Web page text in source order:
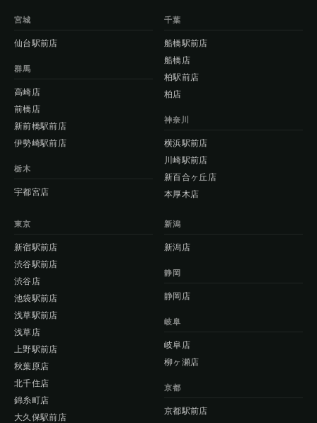
宮城
仙台駅前店
群馬
高崎店
前橋店
新前橋駅前店
伊勢崎駅前店
栃木
宇都宮店
千葉
船橋駅前店
船橋店
柏駅前店
柏店
神奈川
横浜駅前店
川崎駅前店
新百合ヶ丘店
本厚木店
東京
新宿駅前店
渋谷駅前店
渋谷店
池袋駅前店
浅草駅前店
浅草店
上野駅前店
秋葉原店
北千住店
錦糸町店
大久保駅前店
新潟
新潟店
静岡
静岡店
岐阜
岐阜店
柳ヶ瀬店
京都
京都駅前店